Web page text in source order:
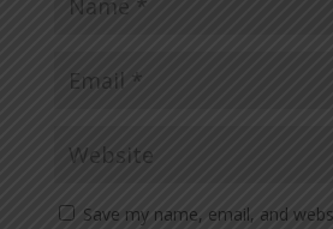
Save my name, email, and